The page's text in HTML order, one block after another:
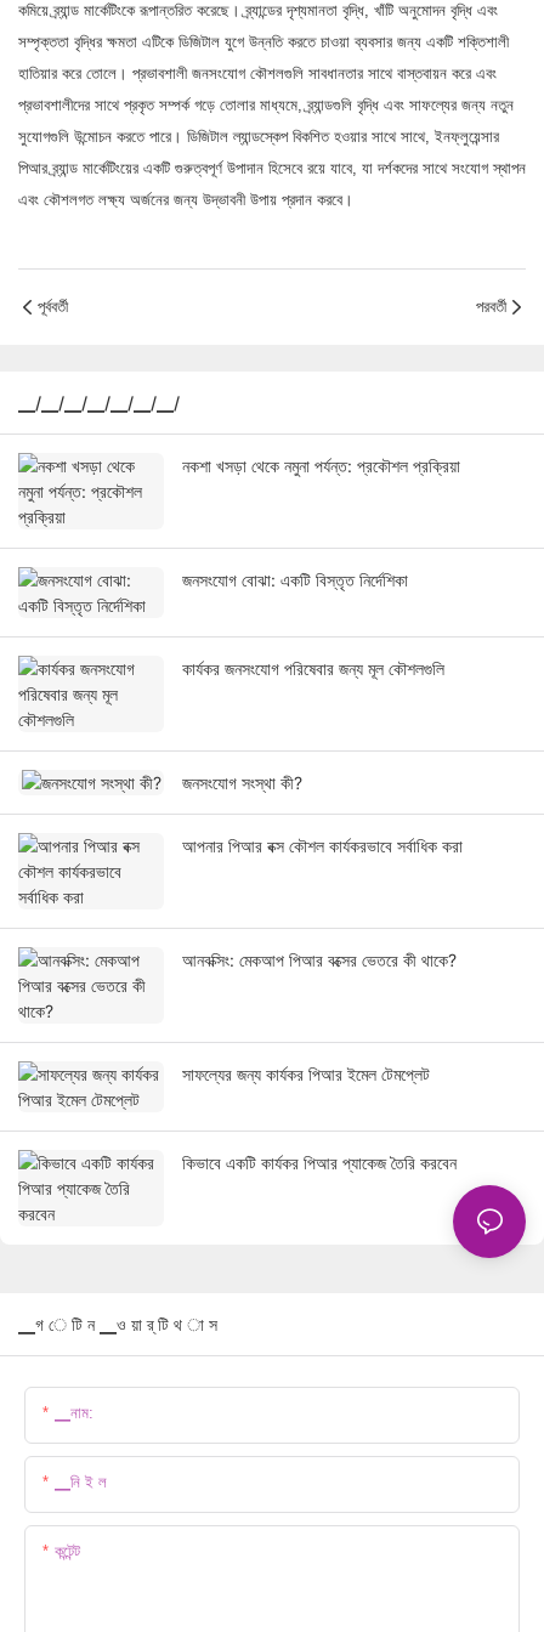
কমিয়ে ব্র্যান্ড মার্কেটিংকে রূপান্তরিত করেছে। ব্র্যান্ডের দৃশ্যমানতা বৃদ্ধি, খাঁটি অনুমোদন বৃদ্ধি এবং
সম্পৃক্ততা বৃদ্ধির ক্ষমতা এটিকে ডিজিটাল যুগে উন্নতি করতে চাওয়া ব্যবসার জন্য একটি শক্তিশালী
হাতিয়ার করে তোলে। প্রভাবশালী জনসংযোগ কৌশলগুলি সাবধানতার সাথে বাস্তবায়ন করে এবং
প্রভাবশালীদের সাথে প্রকৃত সম্পর্ক গড়ে তোলার মাধ্যমে, ব্র্যান্ডগুলি বৃদ্ধি এবং সাফল্যের জন্য নতুন
সুযোগগুলি উন্মোচন করতে পারে। ডিজিটাল ল্যান্ডস্কেপ বিকশিত হওয়ার সাথে সাথে, ইনফ্লুয়েন্সার
পিআর ব্র্যান্ড মার্কেটিংয়ের একটি গুরুত্বপূর্ণ উপাদান হিসেবে রয়ে যাবে, যা দর্শকদের সাথে সংযোগ স্থাপন
এবং কৌশলগত লক্ষ্য অর্জনের জন্য উদ্ভাবনী উপায় প্রদান করবে।
পূর্ববর্তী পরবর্তী
▁/▁/▁/▁/▁/▁/▁/
নকশা খসড়া থেকে নমুনা পর্যন্ত: প্রকৌশল প্রক্রিয়া
জনসংযোগ বোঝা: একটি বিস্তৃত নির্দেশিকা
কার্যকর জনসংযোগ পরিষেবার জন্য মূল কৌশলগুলি
জনসংযোগ সংস্থা কী?
আপনার পিআর বক্স কৌশল কার্যকরভাবে সর্বাধিক করা
আনবক্সিং: মেকআপ পিআর বক্সের ভেতরে কী থাকে?
সাফল্যের জন্য কার্যকর পিআর ইমেল টেমপ্লেট
কিভাবে একটি কার্যকর পিআর প্যাকেজ তৈরি করবেন
▁গ ে টি ন ▁ও য়া র্ টি থ া স
▁নাম:
▁নি ই ল
কন্টেন্ট